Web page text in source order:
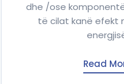
dhe /ose
të cilat kanë efekt
Read